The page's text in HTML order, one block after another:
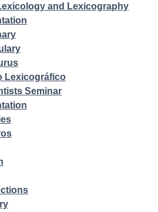
and Lexicography
Lexicográfico
Seminar